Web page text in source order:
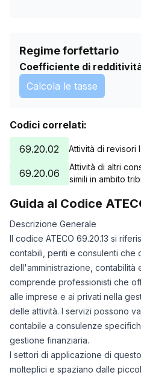
Regime forfettario
Coefficiente di
Calcola le tasse
Codici correlati:
69.20.02
Attività di revisori
69.20.06
Attività di altri
simili in ambito
Guida al Codice
Descrizione Generale
Il codice ATECO 69.20.13 si
contabili, periti e consulenti che
dell'amministrazione, contabilità
comprende professionisti che
alle imprese e ai privati nella
delle attività. I servizi possono
contabile a consulenze
gestione finanziaria.
I settori di applicazione di
molteplici e spaziano dalle